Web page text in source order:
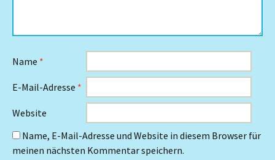
Name *
E-Mail-Adresse *
Website
Name, E-Mail-Adresse und Website in diesem Browser für
meinen nächsten Kommentar speichern.